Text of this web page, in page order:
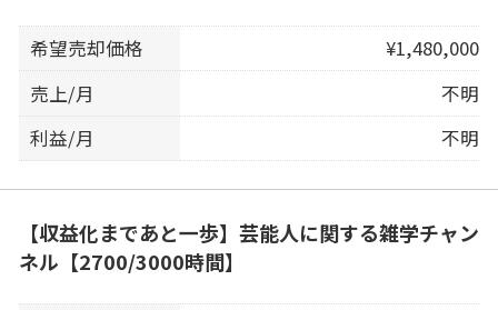
希望売却価格
¥1,480,000
売上/月
不明
利益/月
不明
【収益化まであと一歩】芸能人に関する雑学チャン
ネル【2700/3000時間】